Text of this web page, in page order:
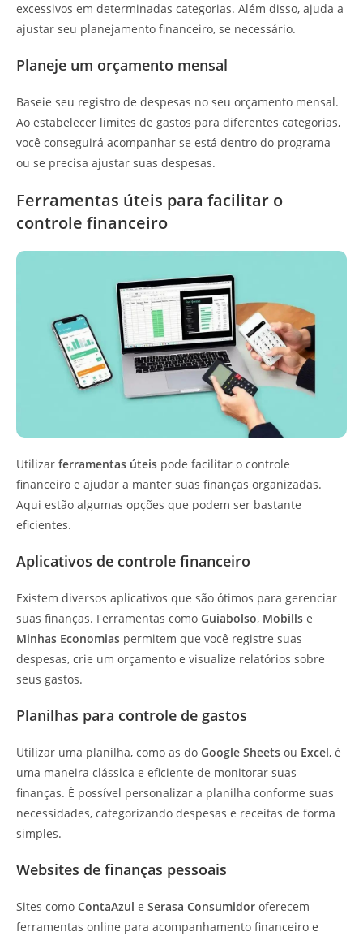
excessivos em determinadas categorias. Além disso, ajuda a
ajustar seu planejamento financeiro, se necessário.
Planeje um orçamento mensal
Baseie seu registro de despesas no seu orçamento mensal.
Ao estabelecer limites de gastos para diferentes categorias,
você conseguirá acompanhar se está dentro do programa
ou se precisa ajustar suas despesas.
Ferramentas úteis para facilitar o
controle financeiro
Utilizar ferramentas úteis pode facilitar o controle
financeiro e ajudar a manter suas finanças organizadas.
Aqui estão algumas opções que podem ser bastante
eficientes.
Aplicativos de controle financeiro
Existem diversos aplicativos que são ótimos para gerenciar
suas finanças. Ferramentas como Guiabolso, Mobills e
Minhas Economias permitem que você registre suas
despesas, crie um orçamento e visualize relatórios sobre
seus gastos.
Planilhas para controle de gastos
Utilizar uma planilha, como as do Google Sheets ou Excel, é
uma maneira clássica e eficiente de monitorar suas
finanças. É possível personalizar a planilha conforme suas
necessidades, categorizando despesas e receitas de forma
simples.
Websites de finanças pessoais
Sites como ContaAzul e Serasa Consumidor oferecem
ferramentas online para acompanhamento financeiro e